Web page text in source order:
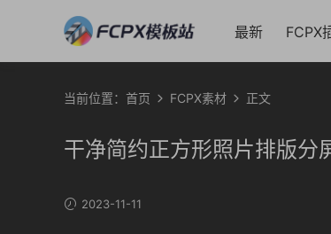
最新 FCPX
当前位置： 首页 FCPX素材 正文
干净简约正方形照片排版分
2023-11-11